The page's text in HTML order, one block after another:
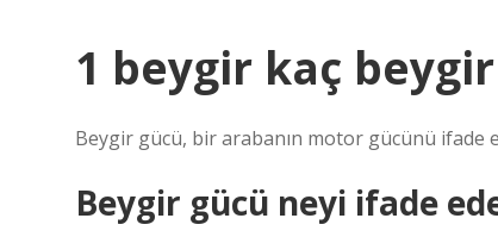
1 beygir kaç
Beygir gücü, bir arabanın motor gücünü ifade
Beygir gücü neyi ifade